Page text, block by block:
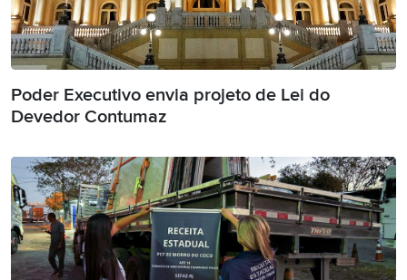
Poder Executivo envia projeto de Lei do
Devedor Contumaz